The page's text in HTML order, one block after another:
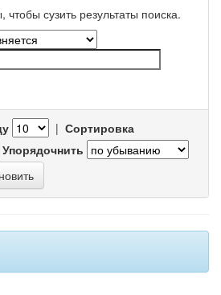
сузить результаты поиска.
| Сортировка
Упорядочнить